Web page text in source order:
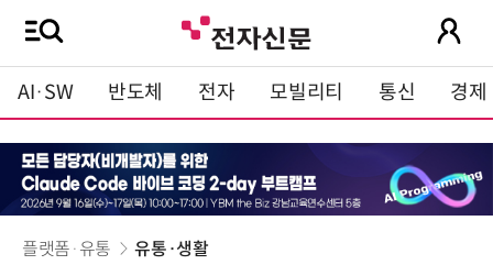
AI·SW 반도체 전자 모빌리티 통신 경제
플랫폼·유통 유통·생활